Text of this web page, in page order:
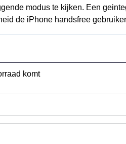
modus te kijken. Een
de iPhone handsfree
komt